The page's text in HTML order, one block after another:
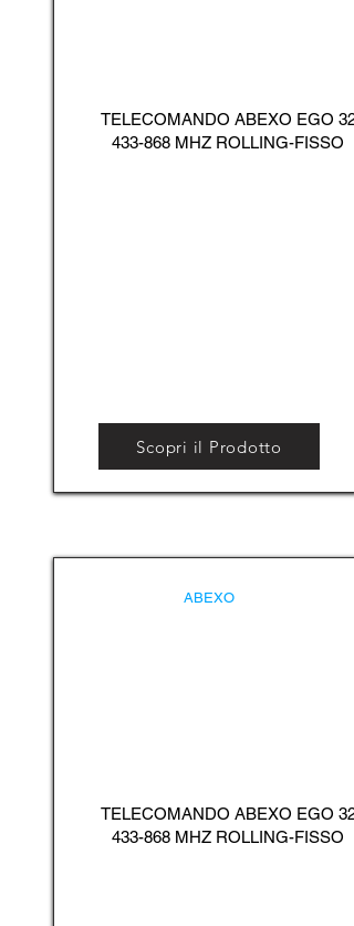
TELECOMANDO ABEXO EGO 32
433-868 MHZ ROLLING-FISSO
Scopri il Prodotto
ABEXO
TELECOMANDO ABEXO EGO 32
433-868 MHZ ROLLING-FISSO